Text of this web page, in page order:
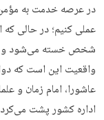
در عرصه خدمت به مؤمن
عملی کنیم؛ در حالی که
شخص خسته می­‌شود و در
واقعیت این است که
عاشورا، امام زمان و
اداره کشور پشت